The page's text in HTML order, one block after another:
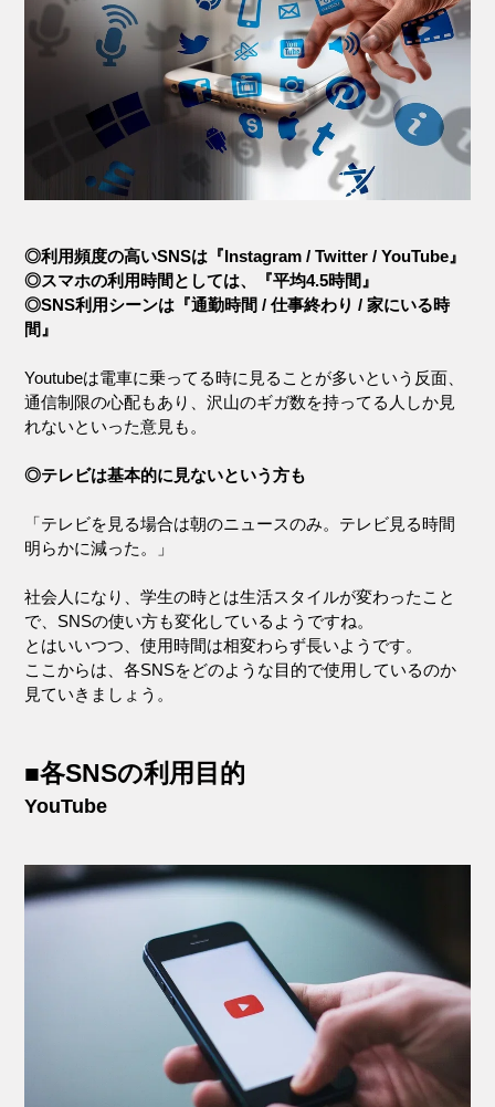
◎利用頻度の高いSNSは『Instagram / Twitter / YouTube』
◎スマホの利用時間としては、『平均4.5時間』
◎SNS利用シーンは『通勤時間 / 仕事終わり / 家にいる時
間』
Youtubeは電車に乗ってる時に見ることが多いという反面、
通信制限の心配もあり、沢山のギガ数を持ってる人しか見
れないといった意見も。
◎テレビは基本的に見ないという方も
「テレビを見る場合は朝のニュースのみ。テレビ見る時間
明らかに減った。」
社会人になり、学生の時とは生活スタイルが変わったこと
で、SNSの使い方も変化しているようですね。
とはいいつつ、使用時間は相変わらず長いようです。
ここからは、各SNSをどのような目的で使用しているのか
見ていきましょう。
■各SNSの利用目的
YouTube